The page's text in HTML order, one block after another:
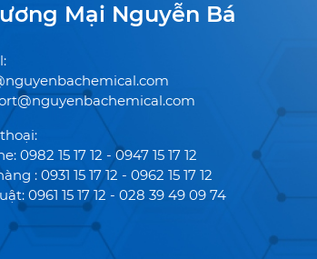
Mại Nguyễn Bá
0982 15 17 12 - 0947 15 17 12
: 0931 15 17 12 - 0962 15 17 12
0961 15 17 12 - 028 39 49 09 74